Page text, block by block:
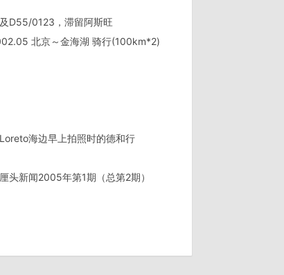
D55/0123，滞留阿斯旺
北京～金海湖 骑行(100km*2)
海边早上拍照时的德和行
头新闻2005年第1期（总第2期）